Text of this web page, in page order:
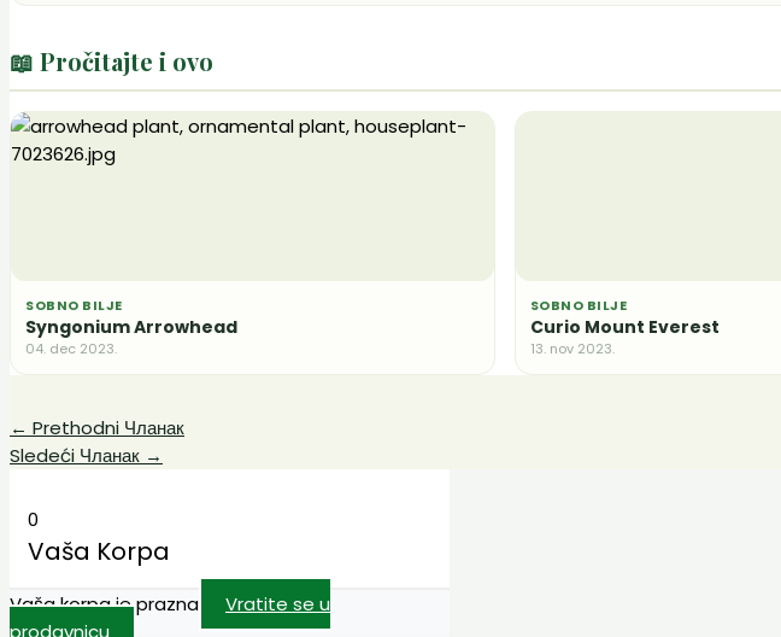
📖 Pročitajte i ovo
SOBNO BILJE
Syngonium Arrowhead
04. dec 2023.
SOBNO BILJE
Curio Mount Everest
13. nov 2023.
← Prethodni Чланак
Sledeći Чланак →
0
Vaša Korpa
Vaša korpa je prazna
Vratite se u
prodavnicu